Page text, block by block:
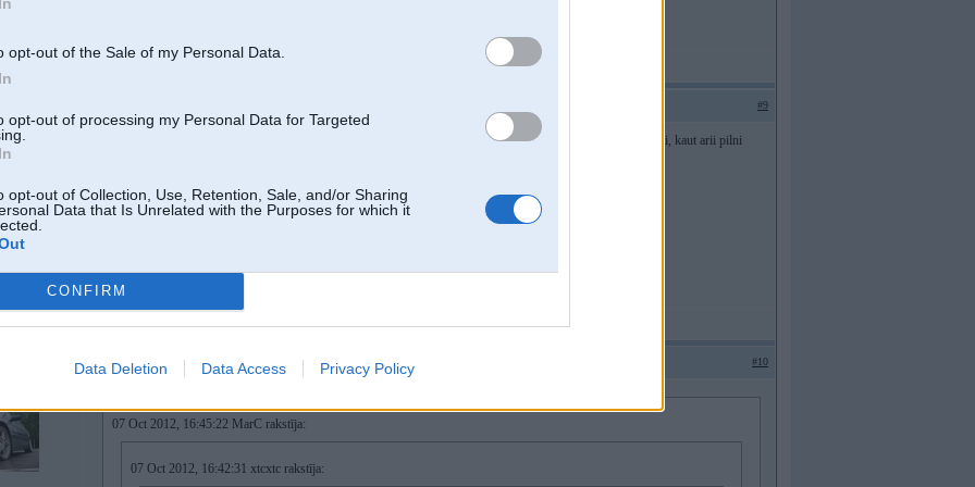
opt-out of the Sale of my Personal Data.
opt-out of processing my Personal Data for Targeted
opt-out of Collection, Use, Retention, Sale, and/or Sharing
Data that Is Unrelated with the Purposes for which it
CONFIRM
Data Deletion Data Access Privacy Policy
#9
Tas pats hlams , loti iespeejams ir izladeets un ir jaauzladee.. vinjiem akji iekshaa ir taads CRAP ka nosezhas atri, kaut arii pilni
-----------------
'Katls' izstrādatajs.Forex signāli.
07. Oct 2012, 16:47 #10
07 Oct 2012, 16:45:22 MarC rakstīja:
07 Oct 2012, 16:42:31 xtcxtc rakstīja: